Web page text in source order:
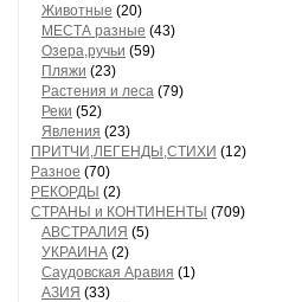
Животные (20)
МЕСТА разные (43)
Озера,ручьи (59)
Пляжи (23)
Растения и леса (79)
Реки (52)
Явления (23)
ПРИТЧИ,ЛЕГЕНДЫ,СТИХИ (12)
Разное (70)
РЕКОРДЫ (2)
СТРАНЫ и КОНТИНЕНТЫ (709)
АВСТРАЛИЯ (5)
УКРАИНА (2)
Саудовская Аравия (1)
АЗИЯ (33)